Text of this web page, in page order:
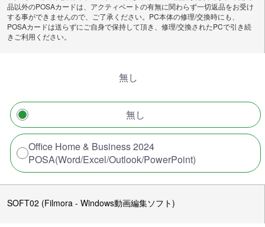
品以外のPOSAカードは、アクティベートの有無に関わらず一切返品をお受け
する事ができませんので、ご了承ください。PC本体の修理/交換時にも、
POSAカードは送らずにご自身で保持して頂き、修理/交換されたPCで引き続
きご利用ください。
無し
無し
Office Home & Business 2024
POSA(Word/Excel/Outlook/PowerPoint)
SOFT02 (Filmora - Windows動画編集ソフト)